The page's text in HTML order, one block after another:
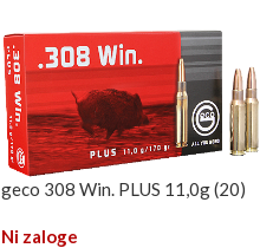
geco 308 Win. PLUS 11,0g (20)
Ni zaloge